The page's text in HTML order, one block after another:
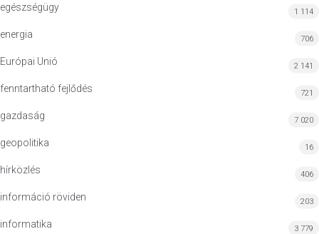
egészségügy 1 114
energia 706
Európai Unió 2 141
fenntartható fejlődés 721
gazdaság 7 020
geopolitika 16
hírközlés 406
információ röviden 203
informatika 3 779